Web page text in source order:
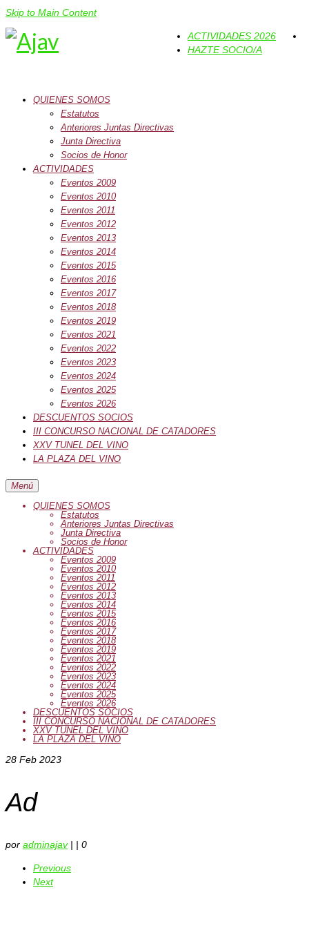
Skip to Main Content
ACTIVIDADES 2026
HAZTE SOCIO/A
QUIENES SOMOS
Estatutos
Anteriores Juntas Directivas
Junta Directiva
Socios de Honor
ACTIVIDADES
Eventos 2009
Eventos 2010
Eventos 2011
Eventos 2012
Eventos 2013
Eventos 2014
Eventos 2015
Eventos 2016
Eventos 2017
Eventos 2018
Eventos 2019
Eventos 2021
Eventos 2022
Eventos 2023
Eventos 2024
Eventos 2025
Eventos 2026
DESCUENTOS SOCIOS
III CONCURSO NACIONAL DE CATADORES
XXV TUNEL DEL VINO
LA PLAZA DEL VINO
Menú
QUIENES SOMOS
Estatutos
Anteriores Juntas Directivas
Junta Directiva
Socios de Honor
ACTIVIDADES
Eventos 2009
Eventos 2010
Eventos 2011
Eventos 2012
Eventos 2013
Eventos 2014
Eventos 2015
Eventos 2016
Eventos 2017
Eventos 2018
Eventos 2019
Eventos 2021
Eventos 2022
Eventos 2023
Eventos 2024
Eventos 2025
Eventos 2026
DESCUENTOS SOCIOS
III CONCURSO NACIONAL DE CATADORES
XXV TUNEL DEL VINO
LA PLAZA DEL VINO
28 Feb 2023
Ad
por adminajav| | 0
Previous
Next